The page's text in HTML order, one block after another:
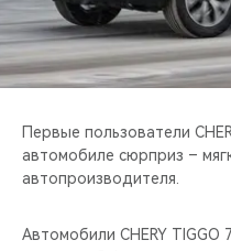
ВИДЕООБЗОРЫ
Первые пользователи
автомобиле сюрприз –
автопроизводителя.
Автомобили CHERY TIGGO